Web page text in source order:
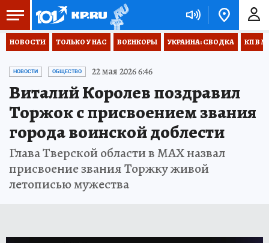
НОВОСТИ ТОЛЬКО У НАС ВОЕНКОРЫ УКРАИНА: СВОДКА КП В
НОВОСТИ ОБЩЕСТВО 22 мая 2026 6:46
Виталий Королев поздравил
Торжок с присвоением звания
города воинской доблести
Глава Тверской области в MAX назвал
присвоение звания Торжку живой
летописью мужества